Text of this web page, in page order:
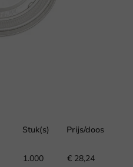
Stuk(s) Prijs/doos
1.000 € 28,24